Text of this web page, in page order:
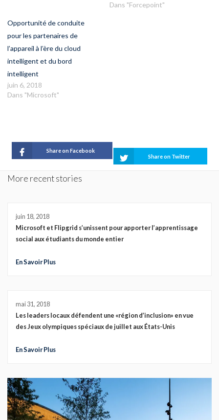
Dans "Forcepoint"
Opportunité de conduite
pour les partenaires de
l’appareil à l’ère du cloud
intelligent et du bord
intelligent
juin 6, 2018
Dans "Microsoft"
Share on Facebook
Share on Twitter
More recent stories
juin 18, 2018
Microsoft et Flipgrid s’unissent pour apporter l’apprentissage
social aux étudiants du monde entier
En Savoir Plus
mai 31, 2018
Les leaders locaux défendent une «région d’inclusion» en vue
des Jeux olympiques spéciaux de juillet aux États-Unis
En Savoir Plus